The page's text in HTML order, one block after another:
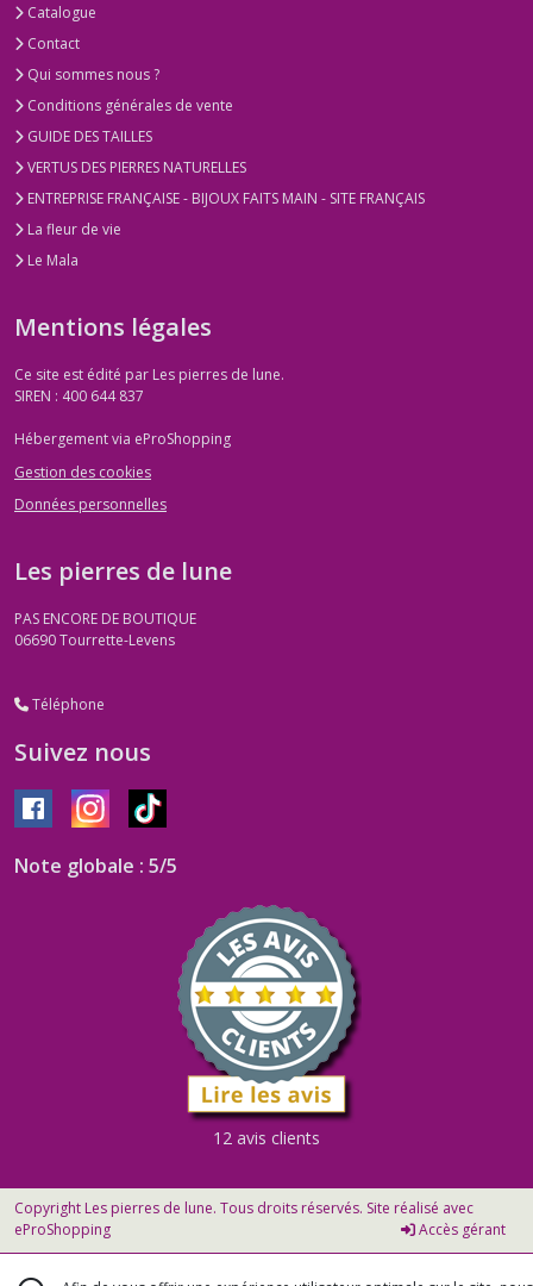
Catalogue
Contact
Qui sommes nous ?
Conditions générales de vente
GUIDE DES TAILLES
VERTUS DES PIERRES NATURELLES
ENTREPRISE FRANÇAISE - BIJOUX FAITS MAIN - SITE FRANÇAIS
La fleur de vie
Le Mala
Mentions légales
Ce site est édité par Les pierres de lune.
SIREN : 400 644 837
Hébergement via eProShopping
Gestion des cookies
Données personnelles
Les pierres de lune
PAS ENCORE DE BOUTIQUE
06690Tourrette-Levens
Téléphone
Suivez nous
Note globale : 5/5
12 avis clients
Copyright Les pierres de lune. Tous droits réservés. Site réalisé avec
eProShopping
Accès gérant